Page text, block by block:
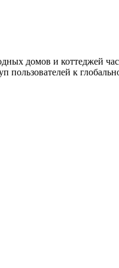
домов и коттеджей
к